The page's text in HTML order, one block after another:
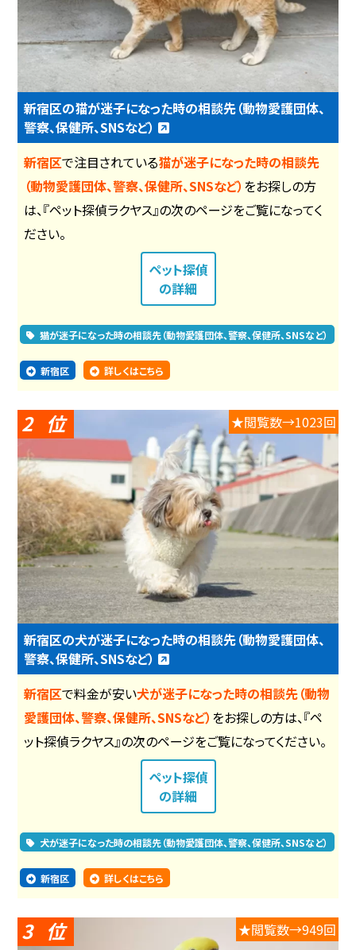
新宿区の猫が迷子になった時の相談先（動物愛護団体、
警察、保健所、SNSなど）
新宿区で注目されている猫が迷子になった時の相談先
（動物愛護団体、警察、保健所、SNSなど） をお探しの方
は、『ペット探偵ラクヤス』の次のページをご覧になってく
ださい。
ペット探偵
の詳細
猫が迷子になった時の相談先（動物愛護団体、警察、保健所、SNSなど）
新宿区 詳しくはこちら
2 ★閲覧数→1023回
新宿区の犬が迷子になった時の相談先（動物愛護団体、
警察、保健所、SNSなど）
新宿区で料金が安い犬が迷子になった時の相談先（動物
愛護団体、警察、保健所、SNSなど） をお探しの方は、『ペ
ット探偵ラクヤス』の次のページをご覧になってください。
ペット探偵
の詳細
犬が迷子になった時の相談先（動物愛護団体、警察、保健所、SNSなど）
新宿区 詳しくはこちら
3 ★閲覧数→949回